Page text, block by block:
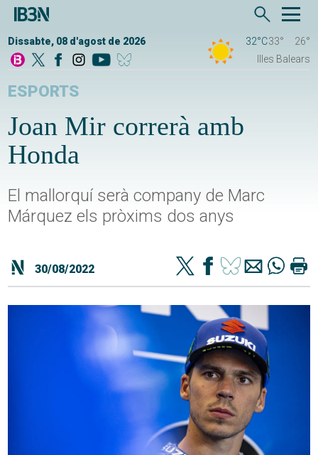
Dissabte, 08 d'agost de 2026 32°C33°
26°
Illes Balears
ESPORTS
Joan Mir correrà amb
Honda
El mallorquí serà company de Marc
Márquez els pròxims dos anys
30/08/2022